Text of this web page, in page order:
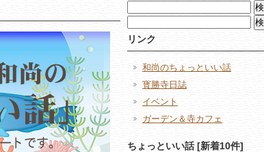
索:
索:
リンク
和尚のちょっといい話
寳勝寺日誌
イベント
ガーデン＆寺カフェ
ちょっといい話 [新着10件]